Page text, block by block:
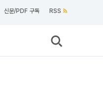
신문/PDF 구독 RSS